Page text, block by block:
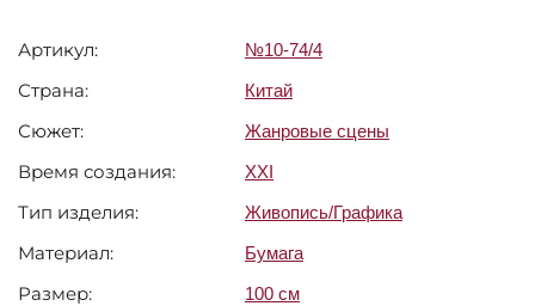
Артикул: №10-74/4
Страна: Китай
Сюжет: Жанровые сцены
Время создания: XXI
Тип изделия: Живопись/Графика
Материал: Бумага
Размер: 100 см